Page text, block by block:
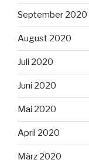
September 2020
August 2020
Juli 2020
Juni 2020
Mai 2020
April 2020
März 2020